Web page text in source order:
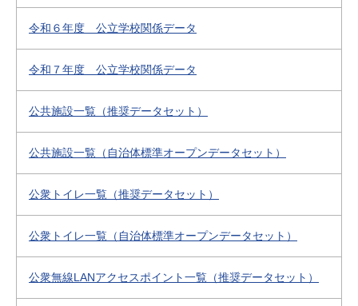
令和６年度 公立学校関係データ
令和７年度 公立学校関係データ
公共施設一覧（推奨データセット）
公共施設一覧（自治体標準オープンデータセット）
公衆トイレ一覧（推奨データセット）
公衆トイレ一覧（自治体標準オープンデータセット）
公衆無線LANアクセスポイント一覧（推奨データセット）